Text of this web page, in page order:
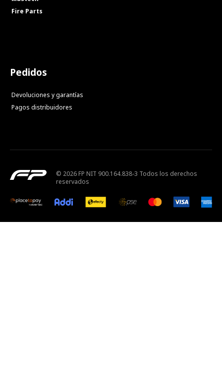
Fire Parts
Pedidos
Devoluciones y garantías
Pagos distribuidores
© 2026 FP NIT 900.164.838-3 Todos los derechos
reservados